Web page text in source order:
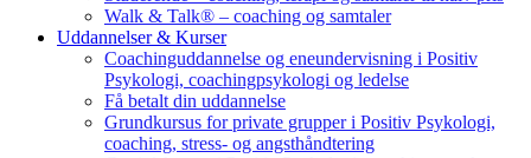
Walk & Talk® – coaching og samtaler
Uddannelser & Kurser
Coachinguddannelse og eneundervisning i Positiv
Psykologi, coachingpsykologi og ledelse
Få betalt din uddannelse
Grundkursus for private grupper i Positiv Psykologi,
coaching, stress- og angsthåndtering